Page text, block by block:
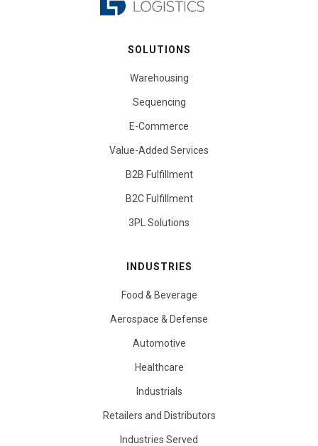
SOLUTIONS
Warehousing
Sequencing
E-Commerce
Value-Added Services
B2B Fulfillment
B2C Fulfillment
3PL Solutions
INDUSTRIES
Food & Beverage
Aerospace & Defense
Automotive
Healthcare
Industrials
Retailers and Distributors
Industries Served